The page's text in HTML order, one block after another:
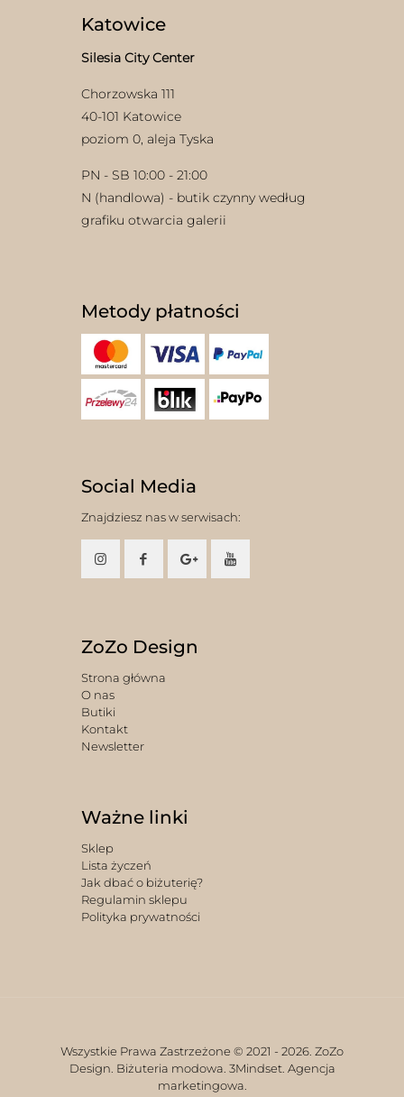
Katowice
Silesia City Center
Chorzowska 111
40-101 Katowice
poziom 0, aleja Tyska
PN - SB 10:00 - 21:00
N (handlowa) - butik czynny według
grafiku otwarcia galerii
Metody płatności
Social Media
Znajdziesz nas w serwisach:
ZoZo Design
Strona główna
O nas
Butiki
Kontakt
Newsletter
Ważne linki
Sklep
Lista życzeń
Jak dbać o biżuterię?
Regulamin sklepu
Polityka prywatności
Wszystkie Prawa Zastrzeżone © 2021 - 2026. ZoZo
Design. Biżuteria modowa. 3Mindset. Agencja
marketingowa.